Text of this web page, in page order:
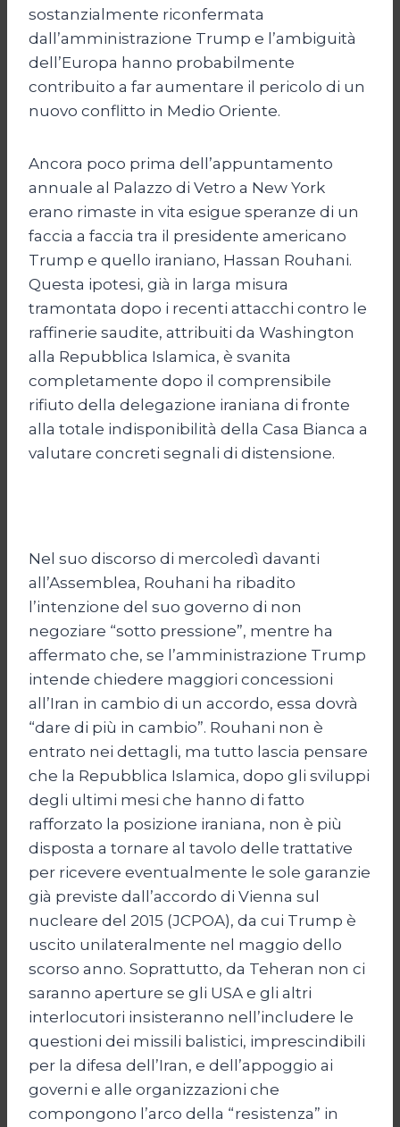
sostanzialmente riconfermata
dall’amministrazione Trump e l’ambiguità
dell’Europa hanno probabilmente
contribuito a far aumentare il pericolo di un
nuovo conflitto in Medio Oriente.
Ancora poco prima dell’appuntamento
annuale al Palazzo di Vetro a New York
erano rimaste in vita esigue speranze di un
faccia a faccia tra il presidente americano
Trump e quello iraniano, Hassan Rouhani.
Questa ipotesi, già in larga misura
tramontata dopo i recenti attacchi contro le
raffinerie saudite, attribuiti da Washington
alla Repubblica Islamica, è svanita
completamente dopo il comprensibile
rifiuto della delegazione iraniana di fronte
alla totale indisponibilità della Casa Bianca a
valutare concreti segnali di distensione.
Nel suo discorso di mercoledì davanti
all’Assemblea, Rouhani ha ribadito
l’intenzione del suo governo di non
negoziare “sotto pressione”, mentre ha
affermato che, se l’amministrazione Trump
intende chiedere maggiori concessioni
all’Iran in cambio di un accordo, essa dovrà
“dare di più in cambio”. Rouhani non è
entrato nei dettagli, ma tutto lascia pensare
che la Repubblica Islamica, dopo gli sviluppi
degli ultimi mesi che hanno di fatto
rafforzato la posizione iraniana, non è più
disposta a tornare al tavolo delle trattative
per ricevere eventualmente le sole garanzie
già previste dall’accordo di Vienna sul
nucleare del 2015 (JCPOA), da cui Trump è
uscito unilateralmente nel maggio dello
scorso anno. Soprattutto, da Teheran non ci
saranno aperture se gli USA e gli altri
interlocutori insisteranno nell’includere le
questioni dei missili balistici, imprescindibili
per la difesa dell’Iran, e dell’appoggio ai
governi e alle organizzazioni che
compongono l’arco della “resistenza” in